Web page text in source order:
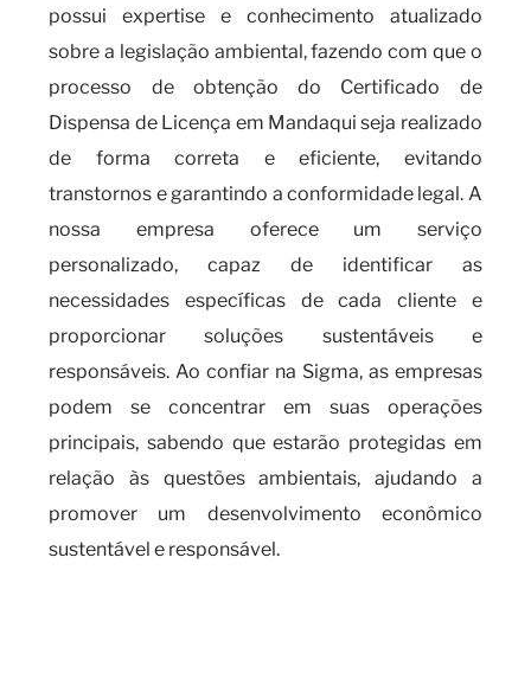
possui expertise e conhecimento atualizado
sobre a legislação ambiental, fazendo com que o
processo de obtenção do Certificado de
Dispensa de Licença em Mandaqui seja realizado
de forma correta e eficiente, evitando
transtornos e garantindo a conformidade legal. A
nossa empresa oferece um serviço
personalizado, capaz de identificar as
necessidades específicas de cada cliente e
proporcionar soluções sustentáveis e
responsáveis. Ao confiar na Sigma, as empresas
podem se concentrar em suas operações
principais, sabendo que estarão protegidas em
relação às questões ambientais, ajudando a
promover um desenvolvimento econômico
sustentável e responsável.